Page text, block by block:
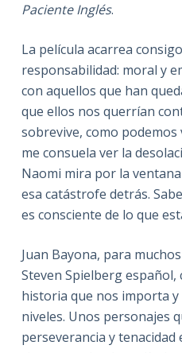
Paciente Inglés.
La película acarrea
responsabilidad: moral y
con aquellos que han
que ellos nos querrían
sobrevive, como
me consuela ver la
Naomi mira por la
esa catástrofe detrás.
es consciente de lo que
Juan Bayona, para
Steven Spielberg
historia que nos importa y
niveles. Unos personajes
perseverancia y tenacidad